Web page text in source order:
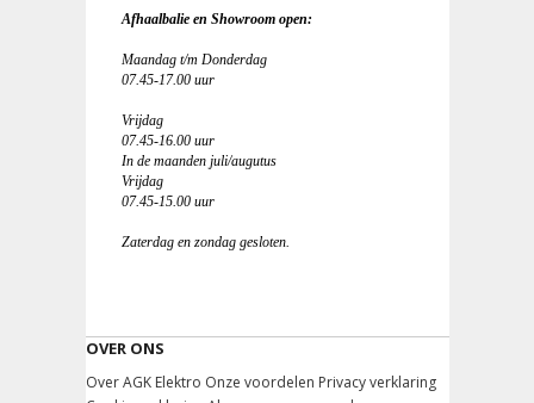
Afhaalbalie en Showroom open:
Maandag t/m Donderdag
07.45-17.00 uur
Vrijdag
07.45-16.00 uur
In de maanden juli/augutus
Vrijdag
07.45-15.00 uur
Zaterdag en zondag gesloten.
OVER ONS
Over AGK Elektro Onze voordelen Privacy verklaring